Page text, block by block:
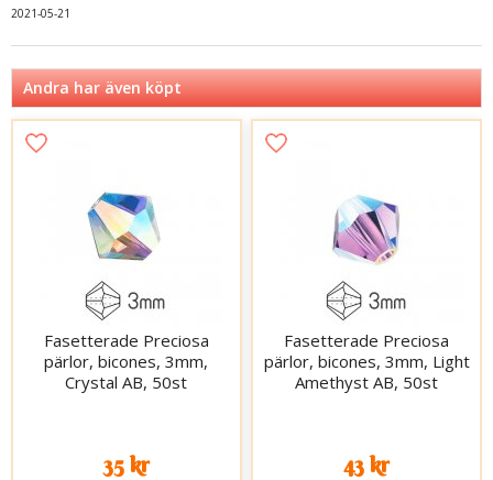
2021-05-21
Andra har även köpt
Fasetterade Preciosa
pärlor, bicones, 3mm,
Crystal AB, 50st
35 kr
Fasetterade Preciosa
pärlor, bicones, 3mm, Light
Amethyst AB, 50st
43 kr